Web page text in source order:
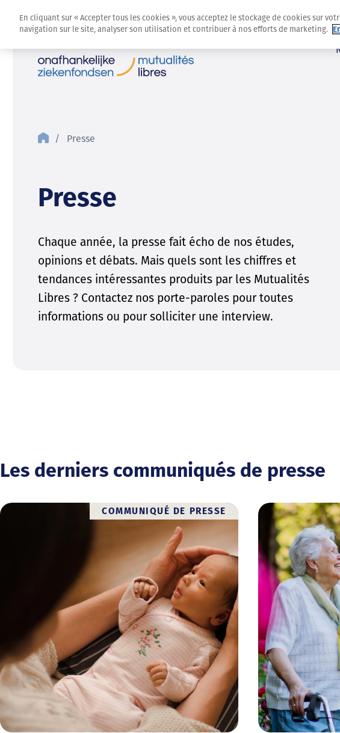
Presse
Presse
Chaque année, la presse fait écho de nos études,
opinions et débats. Mais quels sont les chiffres et
tendances intéressantes produits par les Mutualités
Libres ? Contactez nos porte-paroles pour toutes
informations ou pour solliciter une interview.
Les derniers communiqués de presse
COMMUNIQUÉ DE PRESSE
En cliquant sur « Accepter tous les cookies », vous acceptez le stockage de cookies sur
navigation sur le site, analyser son utilisation et contribuer à nos efforts de marketing.